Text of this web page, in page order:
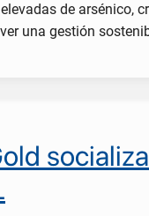
de arsénico,
una gestión